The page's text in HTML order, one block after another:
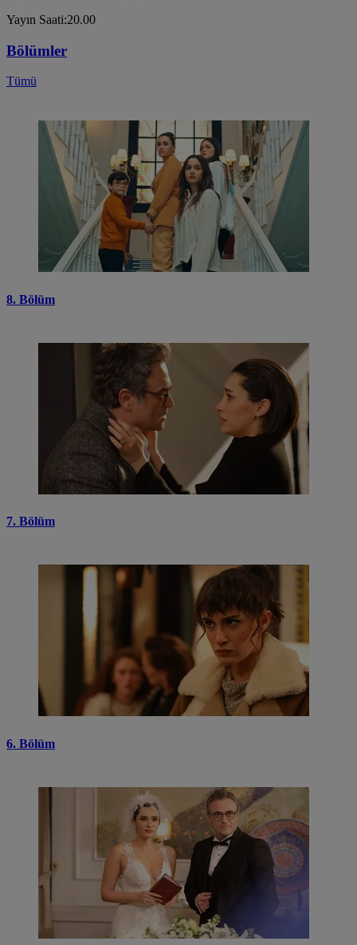
Yayın Saati:20.00
Bölümler
Tümü
8. Bölüm
7. Bölüm
6. Bölüm